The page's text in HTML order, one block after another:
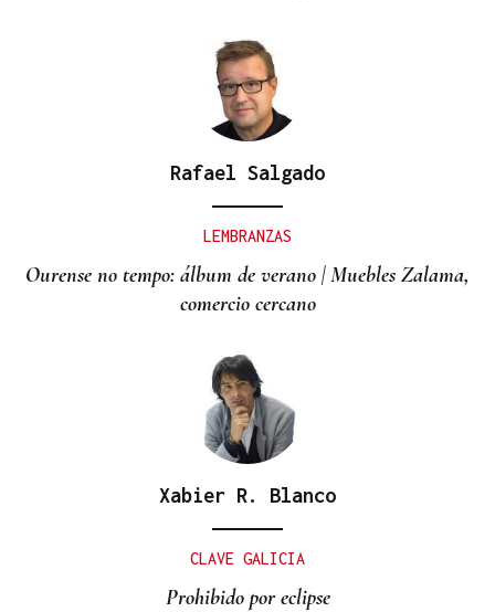
Rafael Salgado
LEMBRANZAS
Ourense no tempo: álbum de verano | Muebles Zalama,
comercio cercano
Xabier R. Blanco
CLAVE GALICIA
Prohibido por eclipse